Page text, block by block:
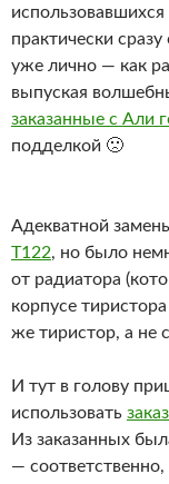
практически
уже лично — как
выпуская
заказанные с Али
подделкой 🙁
Адекватной
T122, но было
от радиатора
корпусе
же тиристор, а не
И тут в голову
использовать
Из заказанных
—